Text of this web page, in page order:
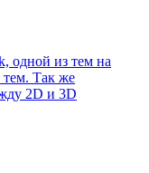
одной из тем на
Так же
2D и 3D